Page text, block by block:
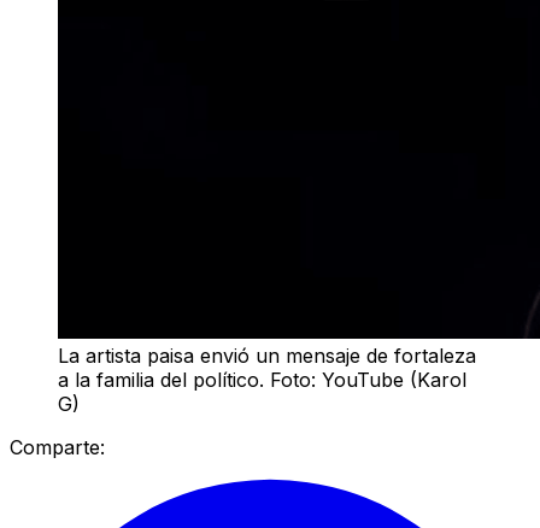
La artista paisa envió un mensaje de fortaleza
a la familia del político. Foto: YouTube (Karol
G)
Comparte: